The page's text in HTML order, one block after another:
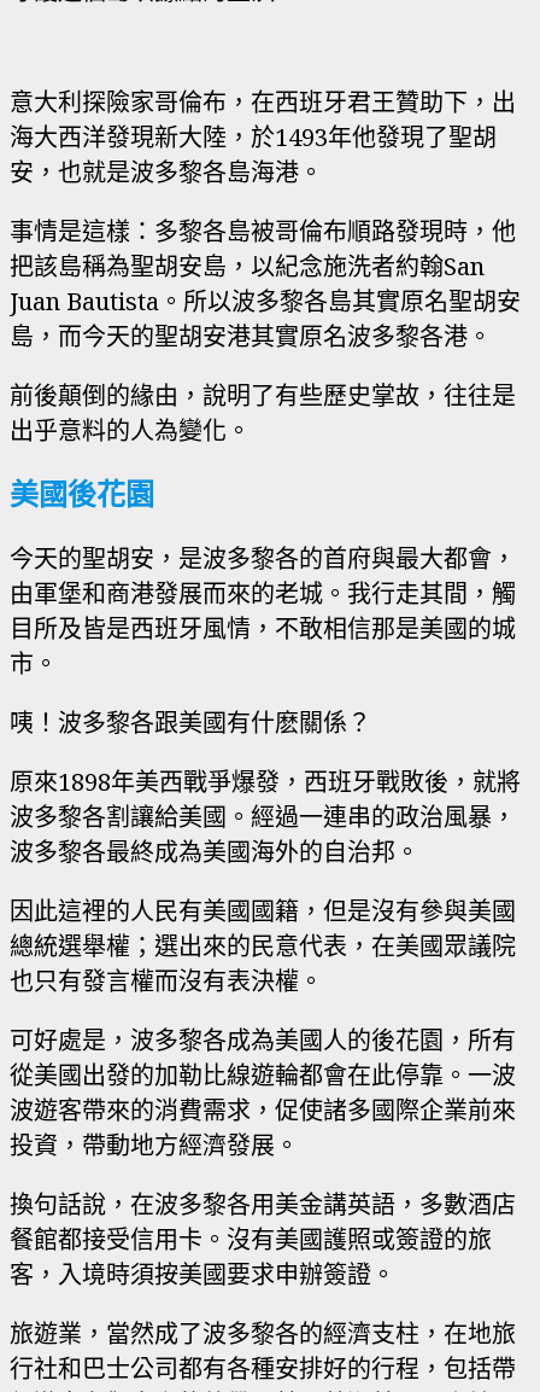
意大利探險家哥倫布，在西班牙君王贊助下，出
海大西洋發現新大陸，於1493年他發現了聖胡
安，也就是波多黎各島海港。
事情是這樣：多黎各島被哥倫布順路發現時，他
把該島稱為聖胡安島，以紀念施洗者約翰San
Juan Bautista。所以波多黎各島其實原名聖胡安
島，而今天的聖胡安港其實原名波多黎各港。
前後顛倒的緣由，說明了有些歷史掌故，往往是
出乎意料的人為變化。
美國後花園
今天的聖胡安，是波多黎各的首府與最大都會，
由軍堡和商港發展而來的老城。我行走其間，觸
目所及皆是西班牙風情，不敢相信那是美國的城
市。
咦！波多黎各跟美國有什麽關係？
原來1898年美西戰爭爆發，西班牙戰敗後，就將
波多黎各割讓給美國。經過一連串的政治風暴，
波多黎各最終成為美國海外的自治邦。
因此這裡的人民有美國國籍，但是沒有參與美國
總統選舉權；選出來的民意代表，在美國眾議院
也只有發言權而沒有表決權。
可好處是，波多黎各成為美國人的後花園，所有
從美國出發的加勒比線遊輪都會在此停靠。一波
波遊客帶來的消費需求，促使諸多國際企業前來
投資，帶動地方經濟發展。
換句話說，在波多黎各用美金講英語，多數酒店
餐館都接受信用卡。沒有美國護照或簽證的旅
客，入境時須按美國要求申辦簽證。
旅遊業，當然成了波多黎各的經濟支柱，在地旅
行社和巴士公司都有各種安排好的行程，包括帶